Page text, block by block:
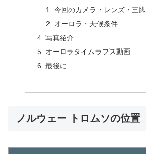
今回のカメラ・レンズ・三脚
オーロラ・天候条件
写真紹介
オーロラタイムラプス動画
最後に
ノルウェー トロムソの位置